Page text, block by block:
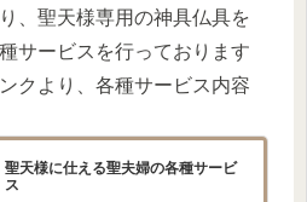
、聖天様専用の神具仏具を
サービスを行っております
クより、各種サービス内容
聖天様に仕える聖夫婦の各種サービ
ス